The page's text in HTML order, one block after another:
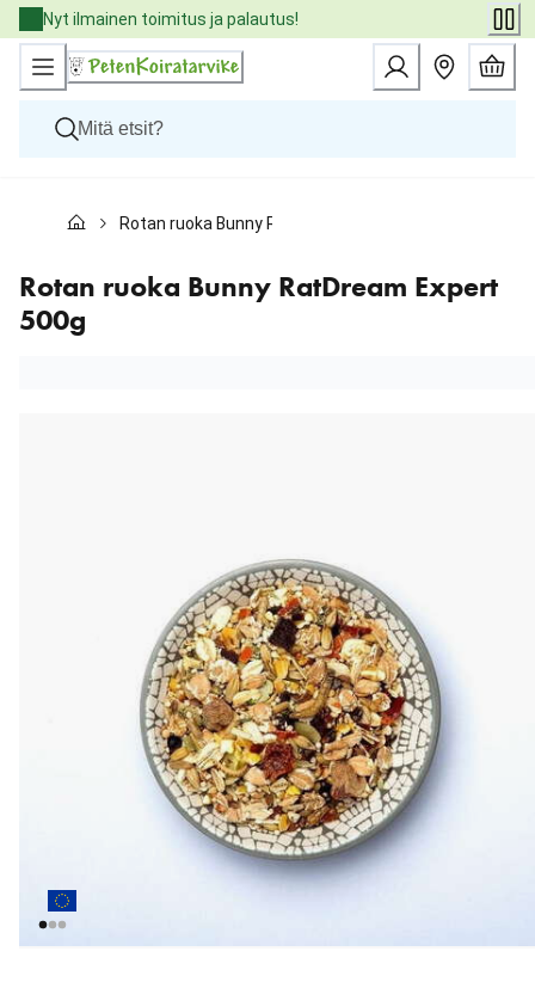
Skip
to
Content
Nyt ilmainen toimitus ja palautus!
Kissat
Eläinlääkäriruoat
Tuotemerkit
Uutuudet
Rotan ruoka Bunny RatDream Expert 500g
Rotan ruoka Bunny RatDream Expert
500g